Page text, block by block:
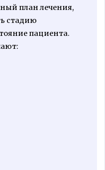
план лечения,
стадию
пациента.